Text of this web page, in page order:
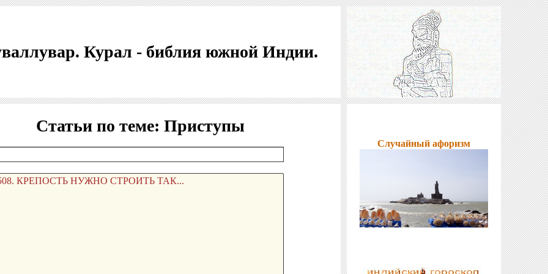
Курал - библия южной Индии.
Статьи по теме: Приступы
Случайный афоризм